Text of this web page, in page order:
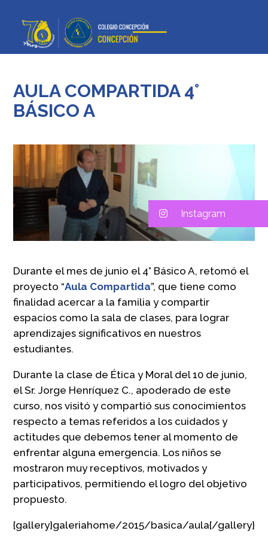
AULA COMPARTIDA 4°
BÁSICO A
Durante el mes de junio el 4° Básico A, retomó el
proyecto “Aula Compartida”, que tiene como
finalidad acercar a la familia y compartir
espacios como la sala de clases, para lograr
aprendizajes significativos en nuestros
estudiantes.
Durante la clase de Ética y Moral del 10 de junio,
el Sr. Jorge Henríquez C., apoderado de este
curso, nos visitó y compartió sus conocimientos
respecto a temas referidos a los cuidados y
actitudes que debemos tener al momento de
enfrentar alguna emergencia. Los niños se
mostraron muy receptivos, motivados y
participativos, permitiendo el logro del objetivo
propuesto.
{gallery}galeriahome/2015/basica/aula{/gallery}
Instagram